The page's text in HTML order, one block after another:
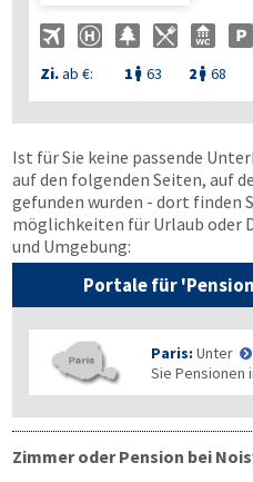
Zi.ab €: 1  63 2  68
Ist für Sie keine passende
auf den folgenden Seiten, auf
gefunden wurden - dort finden
möglichkeiten für Urlaub oder
und Umgebung:
Portale für
Paris: Unter
Sie Pensionen
Zimmer oder Pension bei